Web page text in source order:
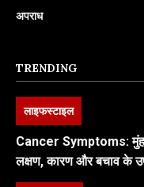
अपराध
TRENDING
लाइफस्टाइल
Cancer Symptoms:
लक्षण, कारण और बचाव के